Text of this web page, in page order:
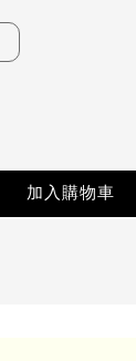
加入購物車